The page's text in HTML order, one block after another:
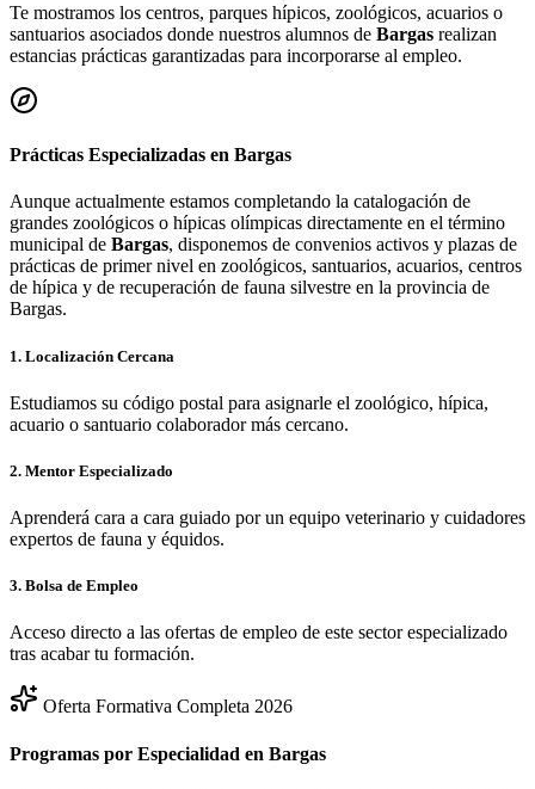
Te mostramos los centros, parques hípicos, zoológicos, acuarios o
santuarios asociados donde nuestros alumnos de Bargas realizan
estancias prácticas garantizadas para incorporarse al empleo.
Prácticas Especializadas en Bargas
Aunque actualmente estamos completando la catalogación de
grandes zoológicos o hípicas olímpicas directamente en el término
municipal de Bargas, disponemos de convenios activos y plazas de
prácticas de primer nivel en zoológicos, santuarios, acuarios, centros
de hípica y de recuperación de fauna silvestre en la provincia de
Bargas.
1. Localización Cercana
Estudiamos su código postal para asignarle el zoológico, hípica,
acuario o santuario colaborador más cercano.
2. Mentor Especializado
Aprenderá cara a cara guiado por un equipo veterinario y cuidadores
expertos de fauna y équidos.
3. Bolsa de Empleo
Acceso directo a las ofertas de empleo de este sector especializado
tras acabar tu formación.
Oferta Formativa Completa 2026
Programas por Especialidad en Bargas